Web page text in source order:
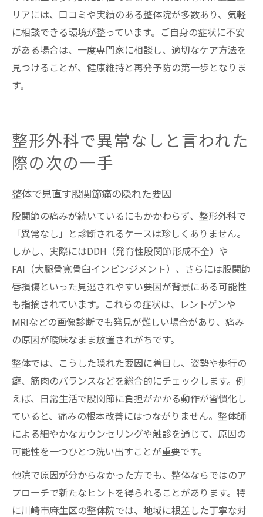
リアには、口コミや実績のある整体院が多数あり、気軽
に相談できる環境が整っています。ご自身の症状に不安
がある場合は、一度専門家に相談し、適切なケア方法を
見つけることが、健康維持と再発予防の第一歩となりま
す。
整形外科で異常なしと言われた
際の次の一手
整体で見直す股関節痛の隠れた要因
股関節の痛みが続いているにもかかわらず、整形外科で
「異常なし」と診断されるケースは珍しくありません。
しかし、実際にはDDH（発育性股関節形成不全）や
FAI（大腿骨寛骨臼インピンジメント）、さらには股関節
唇損傷といった見逃されやすい要因が背景にある可能性
も指摘されています。これらの症状は、レントゲンや
MRIなどの画像診断でも発見が難しい場合があり、痛み
の原因が曖昧なまま放置されがちです。
整体では、こうした隠れた要因に着目し、姿勢や歩行の
癖、筋肉のバランスなどを総合的にチェックします。例
えば、日常生活で股関節に負担がかかる動作が習慣化し
ていると、痛みの根本改善にはつながりません。整体師
による細やかなカウンセリングや触診を通じて、原因の
可能性を一つひとつ洗い出すことが重要です。
他院で原因が分からなかった方でも、整体ならではのア
プローチで新たなヒントを得られることがあります。特
に川崎市麻生区の整体院では、地域に根差した丁寧な対